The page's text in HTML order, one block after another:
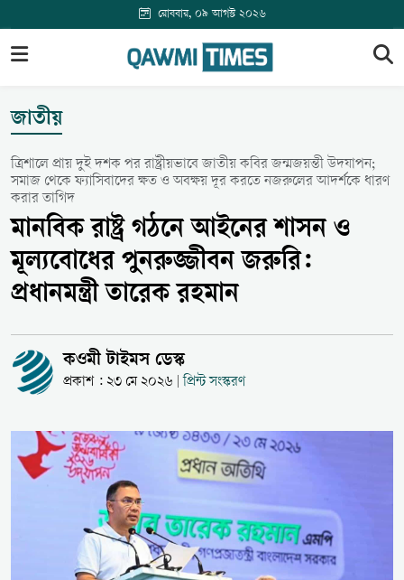
রোববার, ০৯ আগস্ট ২০২৬
জাতীয়
ত্রিশালে প্রায় দুই দশক পর রাষ্ট্রীয়ভাবে জাতীয় কবির জন্মজয়ন্তী উদযাপন;
সমাজ থেকে ফ্যাসিবাদের ক্ষত ও অবক্ষয় দূর করতে নজরুলের আদর্শকে ধারণ
করার তাগিদ
মানবিক রাষ্ট্র গঠনে আইনের শাসন ও
মূল্যবোধের পুনরুজ্জীবন জরুরি:
প্রধানমন্ত্রী তারেক রহমান
কওমী টাইমস ডেস্ক
প্রকাশ : ২৩ মে ২০২৬ প্রিন্ট সংস্করণ